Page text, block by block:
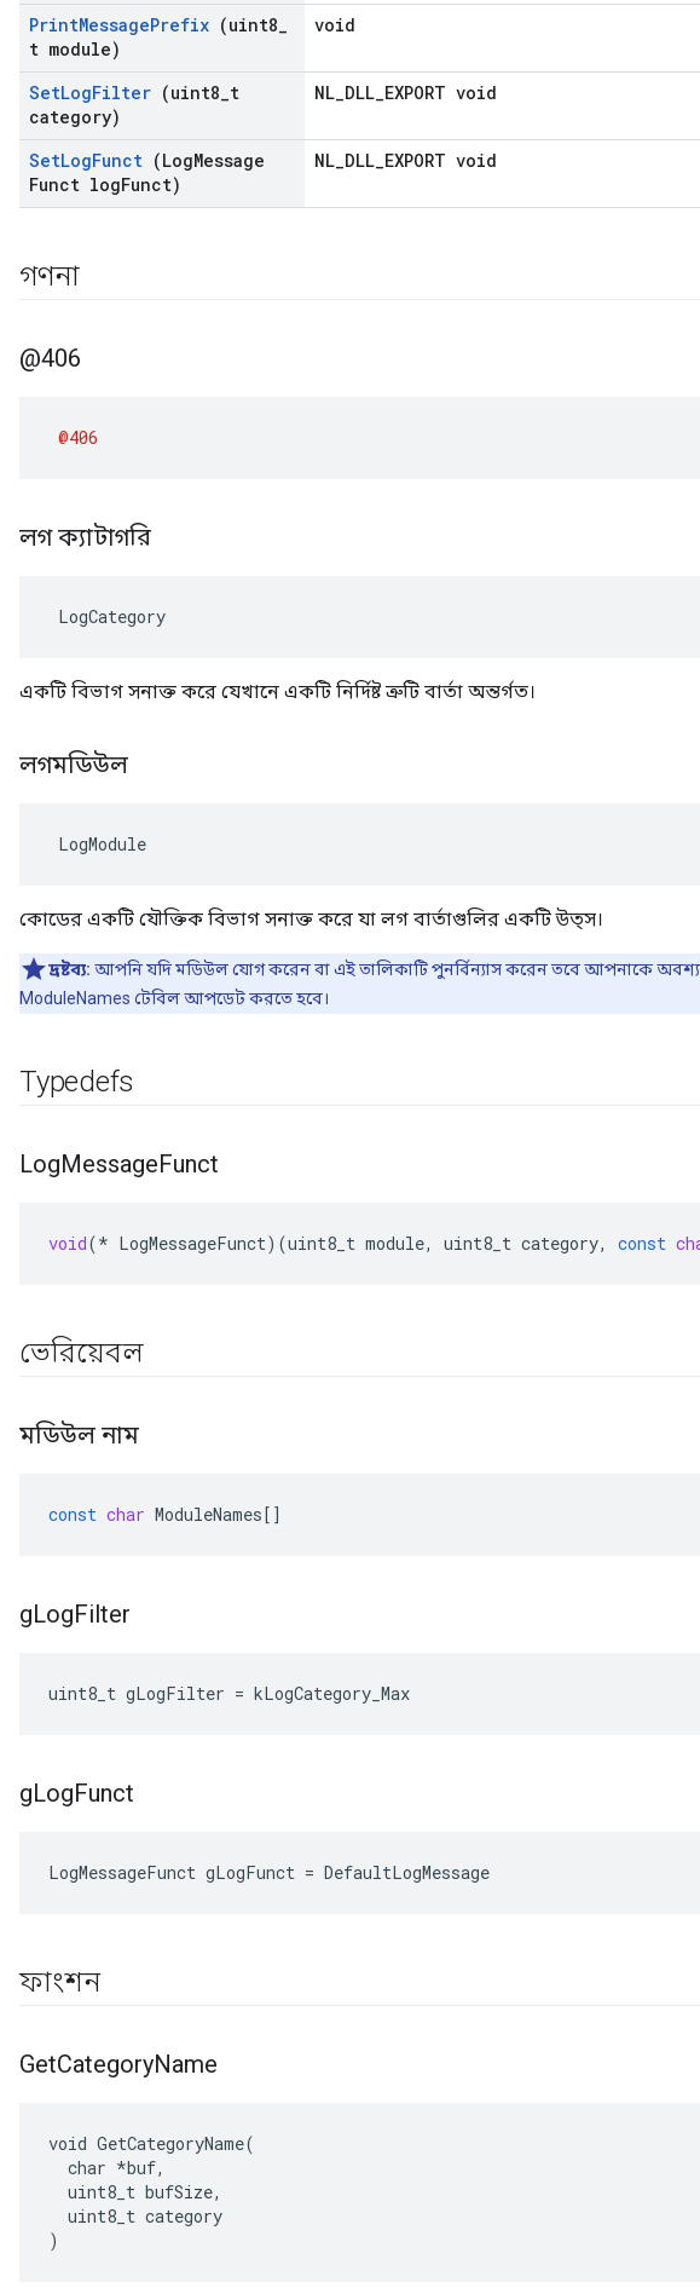
PrintMessagePrefix (uint8
t module)
void
SetLogFilter (uint8 t
category)
NL_DLL_EXPORT void
SetLogFunct (LogMessage
Funct logFunct)
NL_DLL_EXPORT void
গণনা
@406
@406
লগ ক্যাটাগরি
LogCategory
একটি বিভাগ সনাক্ত করে যেখানে একটি নির্দিষ্ট ত্রুটি বার্তা অন্তর্গত।
লগমডিউল
LogModule
কোডের একটি যৌক্তিক বিভাগ সনাক্ত করে যা লগ বার্তাগুলির একটি উত্স।
দ্রষ্টব্য: আপনি যদি মডিউল যোগ করেন বা এই তালিকাটি পুনর্বিন্যাস করেন তবে আপনাকে
ModuleNames টেবিল আপডেট করতে হবে।
Typedefs
LogMessageFunct
void(* LogMessageFunct)(uint8_t module, uint8_t category, const
ভেরিয়েবল
মডিউল নাম
const char ModuleNames[]
gLogFilter
uint8_t gLogFilter = kLogCategory_Max
gLogFunct
LogMessageFunct gLogFunct = DefaultLogMessage
ফাংশন
GetCategoryName
void GetCategoryName(
  char *buf,
  uint8_t bufSize,
  uint8_t category
)